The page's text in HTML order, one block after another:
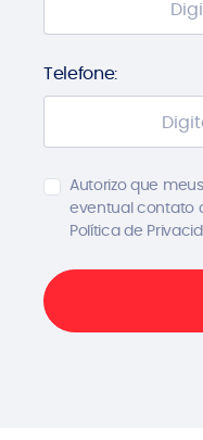
Telefone:
Autorizo que
eventual contato
Política de